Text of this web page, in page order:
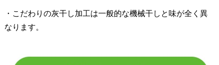
・こだわりの灰干し加工は一般的な機械干しと味が全く異
なります。